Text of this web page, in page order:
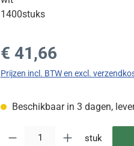
1400stuks
Normale prijs:
€ 41,66
Prijzen incl. BTW en excl.
Beschikbaar in 3 dagen,
Producthoeveelheid: Voer de
stuk